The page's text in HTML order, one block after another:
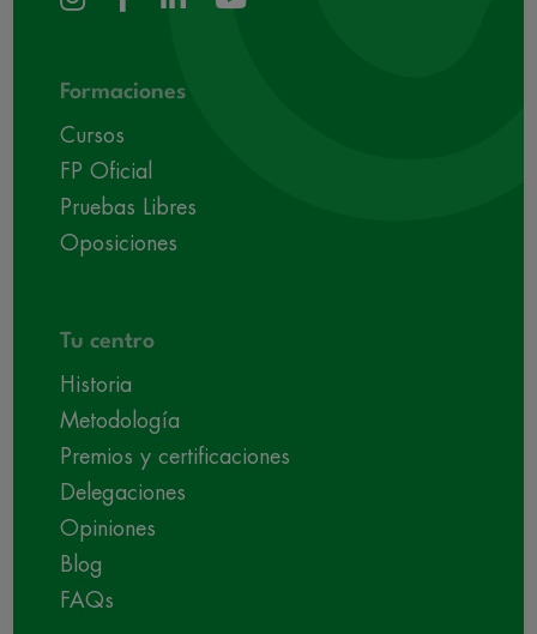
Formaciones
Cursos
FP Oficial
Pruebas Libres
Oposiciones
Tu centro
Historia
Metodología
Premios y certificaciones
Delegaciones
Opiniones
Blog
FAQs